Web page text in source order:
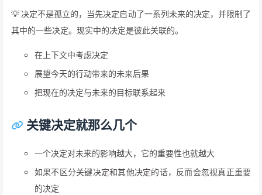
💡 决定不是孤立的，当先决定启动了一系列未来的决定，并限制了
其中的一些决定。现实中的决定是彼此关联的。
在上下文中考虑决定
展望今天的行动带来的未来后果
把现在的决定与未来的目标联系起来
关键决定就那么几个
一个决定对未来的影响越大，它的重要性也就越大
如果不区分关键决定和其他决定的话，反而会忽视真正重要
的决定